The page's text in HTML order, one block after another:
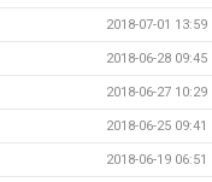
2018-07-01 13:59
2018-06-28 09:45
2018-06-27 10:29
2018-06-25 09:41
2018-06-19 06:51